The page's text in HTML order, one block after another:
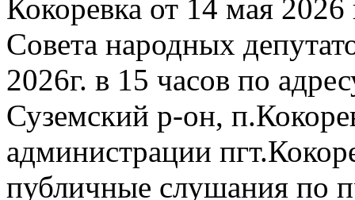
Кокоревка от 14 мая
Совета народных
2026г. в 15 часов по
Суземский р-он,
администрации
публичные слушания по